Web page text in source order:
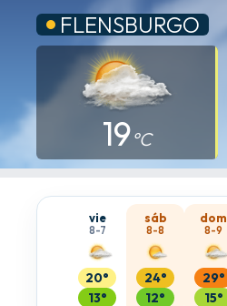
FLENSBURGO
19°C
vie
8-7
20°
13°
sáb
8-8
24°
12°
dom
8-9
29°
15°